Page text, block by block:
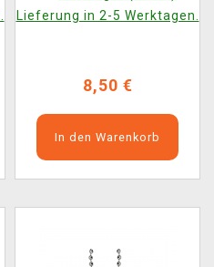
Lieferung in 2-5 Werktagen.
8,50 €
In den Warenkorb